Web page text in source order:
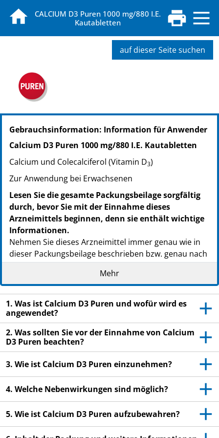
CALCIUM D3 Puren 1000 mg/880 I.E.
Kautabletten
auf dieser Seite suchen
PZN: 11333408
PPN: 111133340823
Gebrauchsinformation: Information für Anwender
Calcium D3 Puren 1000 mg/880 I.E. Kautabletten
Calcium und Colecalciferol (Vitamin D3)
Zur Anwendung bei Erwachsenen
Lesen Sie die gesamte Packungsbeilage sorgfältig
durch, bevor Sie mit der Einnahme dieses
Arzneimittels beginnen, denn sie enthält wichtige
Informationen.
Nehmen Sie dieses Arzneimittel immer genau wie in
dieser Packungsbeilage beschrieben bzw. genau nach
Anweisung Ihres Arztes oder Apothekers ein.
Heben Sie die Packungsbeilage auf. Vielleicht
möchten Sie diese später nochmals lesen.
Fragen Sie Ihren Apotheker, wenn Sie weitere
Informationen oder einen Rat benötigen.
Wenn Sie Nebenwirkungen bemerken, wenden Sie
sich an Ihren Arzt oder Apotheker. Dies gilt auch
für Nebenwirkungen, die nicht in dieser
Packungsbeilage angegeben sind. Siehe Abschnitt
4.
Wenn Sie sich nicht besser oder gar schlechter
fühlen, wenden Sie sich an Ihren Arzt.
Mehr
1. Was ist Calcium D3 Puren und wofür wird es
angewendet?
2. Was sollten Sie vor der Einnahme von Calcium
D3 Puren beachten?
3. Wie ist Calcium D3 Puren einzunehmen?
4. Welche Nebenwirkungen sind möglich?
5. Wie ist Calcium D3 Puren aufzubewahren?